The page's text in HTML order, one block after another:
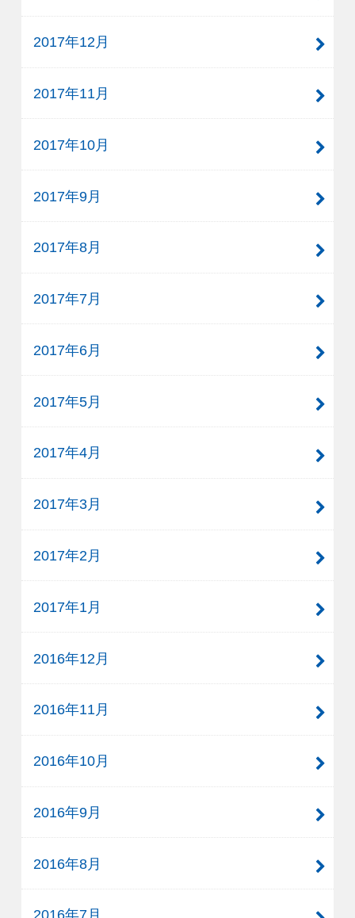
2017年12月
2017年11月
2017年10月
2017年9月
2017年8月
2017年7月
2017年6月
2017年5月
2017年4月
2017年3月
2017年2月
2017年1月
2016年12月
2016年11月
2016年10月
2016年9月
2016年8月